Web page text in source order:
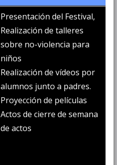
Presentación del Festival,
Realización de talleres
sobre no-violencia para
niños
Realización de vídeos por
alumnos junto a padres.
Proyección de películas
Actos de cierre de semana
de actos